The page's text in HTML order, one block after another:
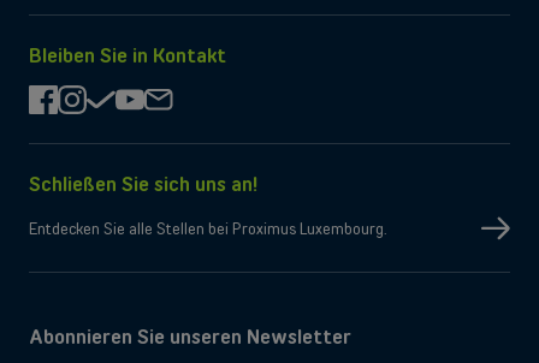
laden
die
<a
>App
Tango</a>
herunter,
eines
oder
href="https://api-
App
herunterladen
Google
herunterladen
Bleiben Sie in Kontakt
facebook
instagram
checkyoutube
mail
Schließen Sie sich uns an!
Entdecken Sie alle Stellen bei Proximus Luxembourg.
Abonnieren Sie unseren Newsletter